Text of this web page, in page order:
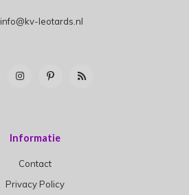
info@kv-leotards.nl
Informatie
Contact
Privacy Policy